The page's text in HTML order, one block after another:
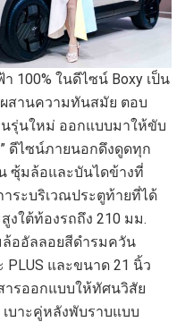
100% ในดีไซน์ Boxy เป็น
สานความทันสมัย ตอบ
รุ่นใหม่ ออกแบบมาให้ขับ
ดีไซน์ภายนอกดึงดูดทุก
ซุ้มล้อและบันไดข้างที่
ระบริเวณประตูท้ายที่ได้
งใต้ท้องรถถึง 210 มม.
ออัลลอยสีดำรมควัน
PLUS และขนาด 21 นิ้ว
ารออกแบบให้ทัศนวิสัย
เบาะคู่หลังพับราบแบบ